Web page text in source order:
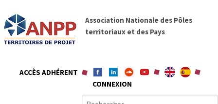
A
N
P
P
Association Nationale des Pôles
territoriaux et des Pays
ACCÈS ADHÉRENT
CONNEXION